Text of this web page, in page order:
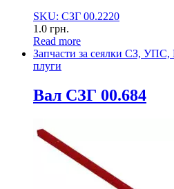
SKU: СЗГ 00.2220
1.0 грн.
Read more
Запчасти за сеялки СЗ, УПС,
плуги
Вал СЗГ 00.684